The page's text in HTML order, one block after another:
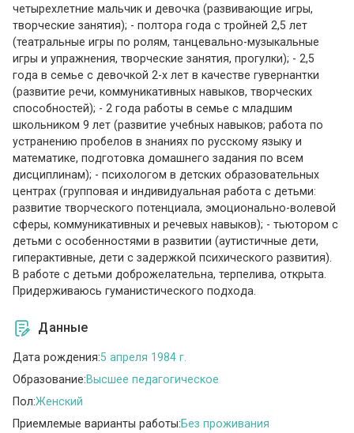
четырехлетние мальчик и девочка (развивающие игры,
творческие занятия); - полтора года с тройней 2,5 лет
(театральные игры по ролям, танцевально-музыкальные
игры и упражнения, творческие занятия, прогулки); - 2,5
года в семье с девочкой 2-х лет в качестве гувернантки
(развитие речи, коммуникативных навыков, творческих
способностей); - 2 года работы в семье с младшим
школьником 9 лет (развитие учебных навыков; работа по
устранению пробелов в знаниях по русскому языку и
математике, подготовка домашнего задания по всем
дисциплинам); - психологом в детских образовательных
центрах (групповая и индивидуальная работа с детьми:
развитие творческого потенциала, эмоционально-волевой
сферы, коммуникативных и речевых навыков); - тьютором с
детьми с особенностями в развитии (аутистичные дети,
гиперактивные, дети с задержкой психического развития).
В работе с детьми доброжелательна, терпелива, открыта.
Придерживаюсь гуманистического подхода.
Данные
Дата рождения:5 апреля 1984 г.
Образование:Высшее педагогическое
Пол:Женский
Приемлемые варианты работы:Без проживания